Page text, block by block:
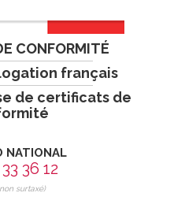
CONFORMITÉ
français
de certificats de
NATIONAL
36 12
surtaxé)